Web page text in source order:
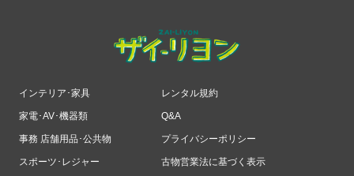
インテリア･家具
家電･AV･機器類
事務 店舗用品･公共物
スポーツ･レジャー
レンタル規約
Q&A
プライバシーポリシー
古物営業法に基づく表示